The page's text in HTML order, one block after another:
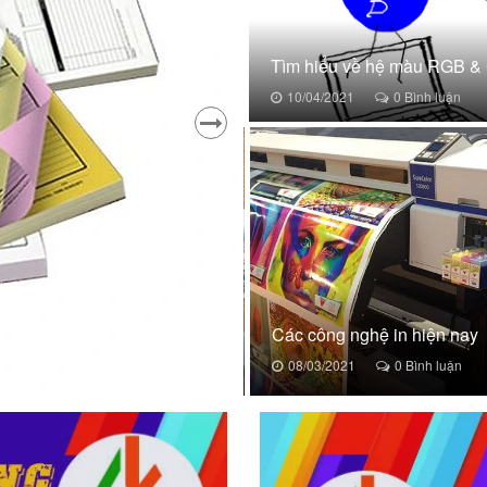
Tìm hiểu về hệ màu RGB
10/04/2021 0 Bình luận
Các công nghệ in hiện nay
08/03/2021 0 Bình luận